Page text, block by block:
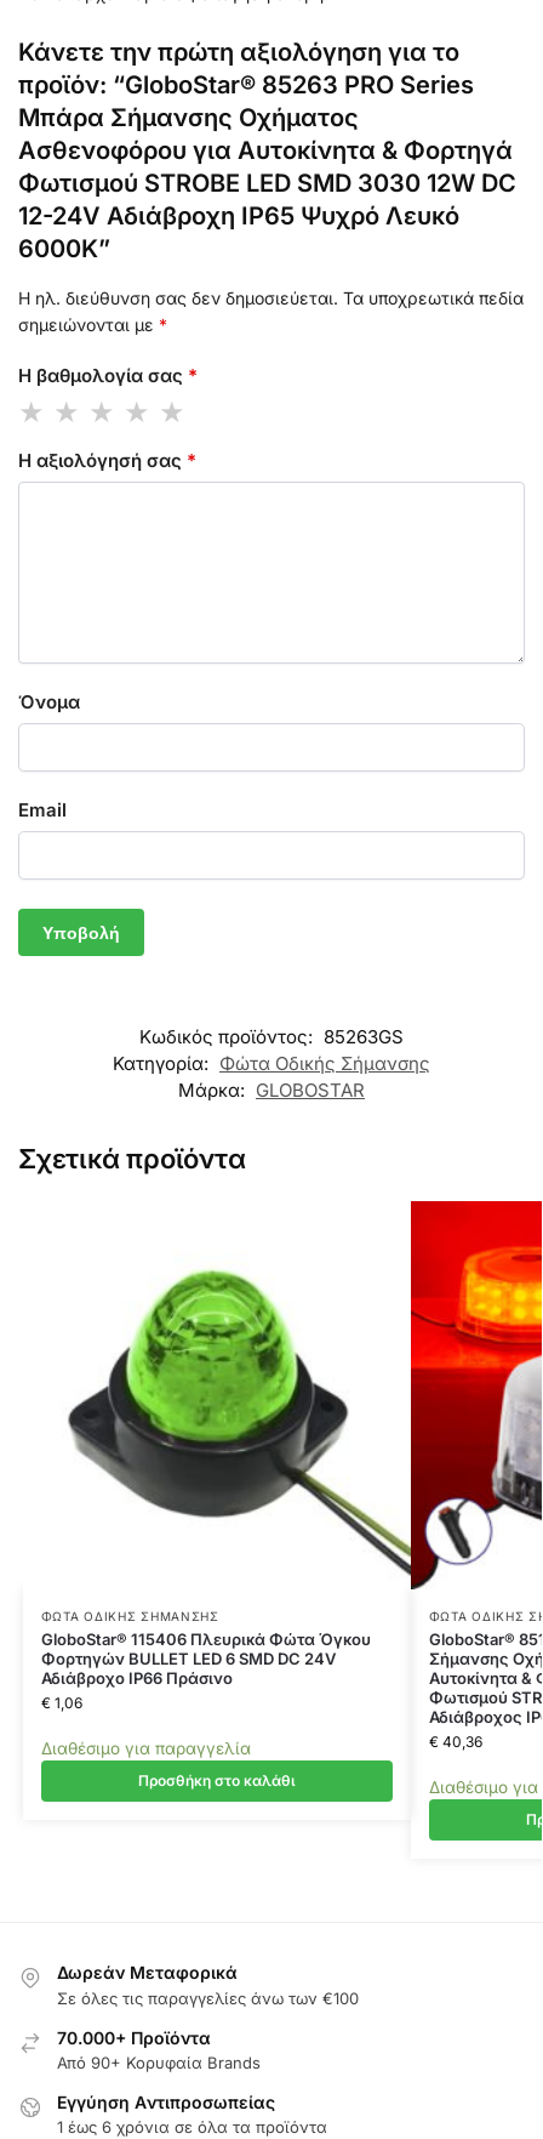
Κάνετε την πρώτη αξιολόγηση για το
προϊόν: “GloboStar® 85263 PRO Series
Μπάρα Σήμανσης Οχήματος
Ασθενοφόρου για Αυτοκίνητα & Φορτηγά
Φωτισμού STROBE LED SMD 3030 12W DC
12-24V Αδιάβροχη IP65 Ψυχρό Λευκό
6000K”
Η ηλ. διεύθυνση σας δεν δημοσιεύεται. Τα υποχρεωτικά πεδία
σημειώνονται με *
Η βαθμολογία σας *
Η αξιολόγησή σας *
Όνομα
Email
Κωδικός προϊόντος: 85263GS
Κατηγορία: Φώτα Οδικής Σήμανσης
Μάρκα: GLOBOSTAR
Σχετικά προϊόντα
ΦΏΤΑ ΟΔΙΚΉΣ ΣΉΜΑΝΣΗΣ
GloboStar® 115406 Πλευρικά Φώτα Όγκου
Φορτηγών BULLET LED 6 SMD DC 24V
Αδιάβροχο IP66 Πράσινο
€1,06
Διαθέσιμο για παραγγελία
Προσθήκη στο καλάθι
ΦΏΤΑ ΟΔΙΚΉΣ
GloboStar®
Σήμανσης
Αυτοκίνητα
Φωτισμού
Αδιάβροχος
€40,36
Διαθέσιμο
Δωρεάν Μεταφορικά
Σε όλες τις παραγγελίες άνω των €100
70.000+ Προϊόντα
Από 90+ Κορυφαία Brands
Εγγύηση Aντιπροσωπείας
1 έως 6 χρόνια σε όλα τα προϊόντα